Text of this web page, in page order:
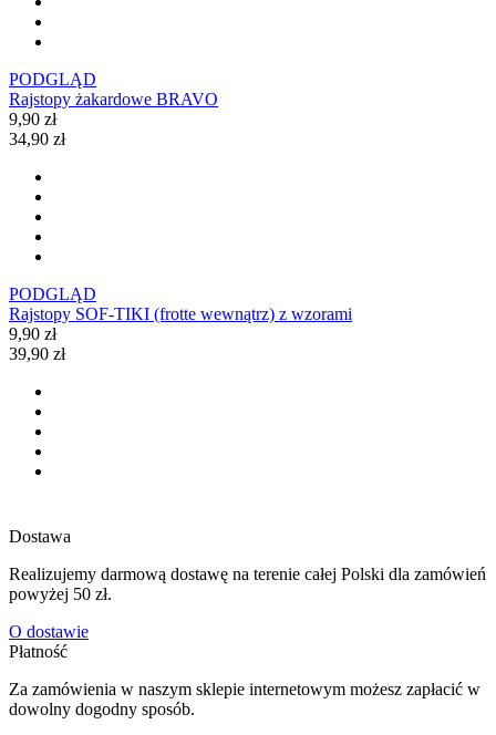
PODGLĄD
Rajstopy żakardowe BRAVO
9,90 zł
34,90 zł
PODGLĄD
Rajstopy SOF-TIKI (frotte wewnątrz) z wzorami
9,90 zł
39,90 zł
Dostawa
Realizujemy darmową dostawę na terenie całej Polski dla zamówień
powyżej 50 zł.
O dostawie
Płatność
Za zamówienia w naszym sklepie internetowym możesz zapłacić w
dowolny dogodny sposób.